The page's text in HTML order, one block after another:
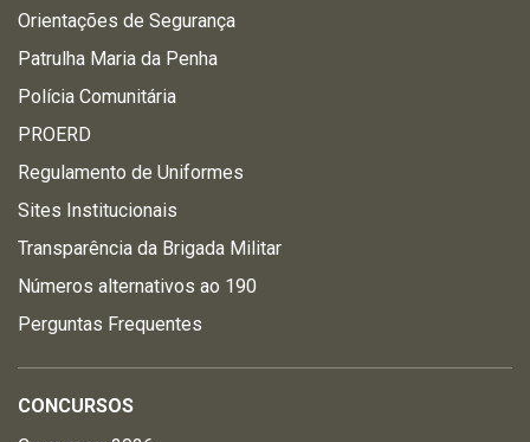
Orientações de Segurança
Patrulha Maria da Penha
Polícia Comunitária
PROERD
Regulamento de Uniformes
Sites Institucionais
Transparência da Brigada Militar
Números alternativos ao 190
Perguntas Frequentes
CONCURSOS